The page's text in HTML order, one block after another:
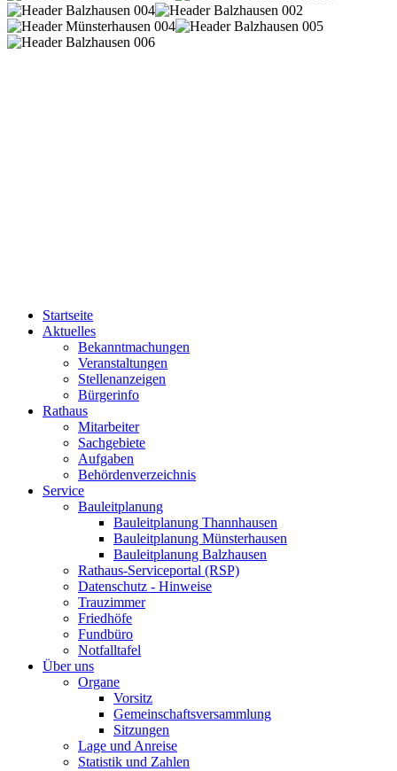
Startseite
Aktuelles
Bekanntmachungen
Veranstaltungen
Stellenanzeigen
Bürgerinfo
Rathaus
Mitarbeiter
Sachgebiete
Aufgaben
Behördenverzeichnis
Service
Bauleitplanung
Bauleitplanung Thannhausen
Bauleitplanung Münsterhausen
Bauleitplanung Balzhausen
Rathaus-Serviceportal (RSP)
Datenschutz - Hinweise
Trauzimmer
Friedhöfe
Fundbüro
Notfalltafel
Über uns
Organe
Vorsitz
Gemeinschaftsversammlung
Sitzungen
Lage und Anreise
Statistik und Zahlen